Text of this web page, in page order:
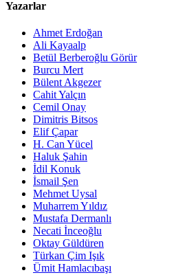
Yazarlar
Ahmet Erdoğan
Ali Kayaalp
Betül Berberoğlu Görür
Burcu Mert
Bülent Akgezer
Cahit Yalçın
Cemil Onay
Dimitris Bitsos
Elif Çapar
H. Can Yücel
Haluk Şahin
İdil Konuk
İsmail Şen
Mehmet Uysal
Muharrem Yıldız
Mustafa Dermanlı
Necati İnceoğlu
Oktay Güldüren
Türkan Çim Işık
Ümit Hamlacıbaşı